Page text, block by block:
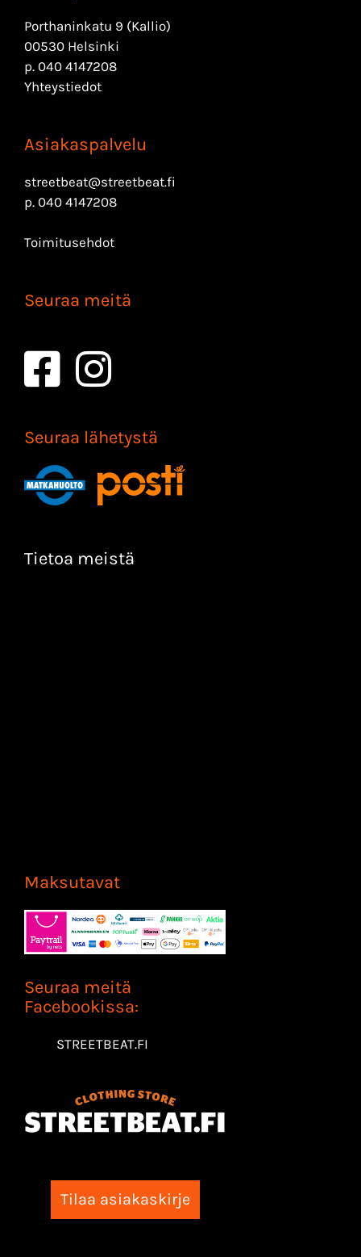
Porthaninkatu 9 (Kallio)
00530 Helsinki
p. 040 4147208
Yhteystiedot
Asiakaspalvelu
streetbeat@streetbeat.fi
p. 040 4147208
Toimitusehdot
Seuraa meitä
Seuraa lähetystä
Tietoa meistä
Maksutavat
Seuraa meitä
Facebookissa:
STREETBEAT.FI